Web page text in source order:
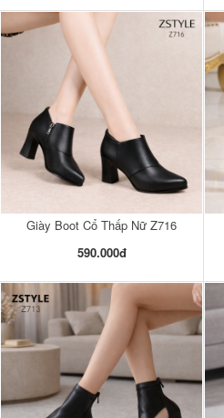
Giày Boot Cổ Thấp Nữ Z716
590.000đ